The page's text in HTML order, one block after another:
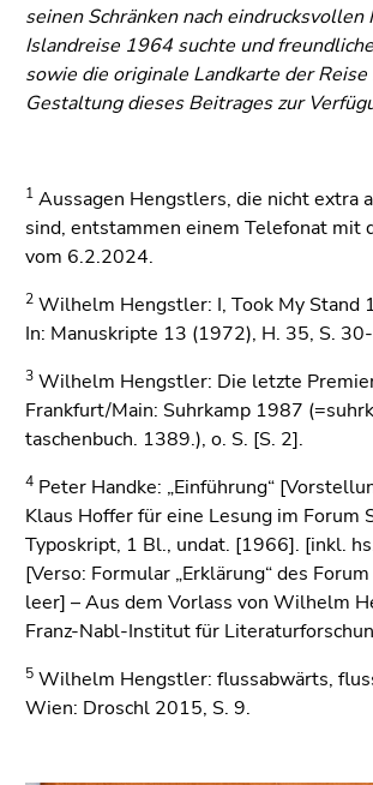
seinen Schränken nach eindrucksvollen
Islandreise 1964 suchte und
sowie die originale Landkarte der Reise
Gestaltung dieses Beitrages zur
1 Aussagen Hengstlers, die nicht extra
sind, entstammen einem Telefonat mit
vom 6.2.2024.
2 Wilhelm Hengstler: I, Took My Stand
In: Manuskripte 13 (1972), H. 35, S.
3 Wilhelm Hengstler: Die letzte
Frankfurt/Main: Suhrkamp 1987
taschenbuch. 1389.), o. S. [S. 2].
4 Peter Handke: „Einführung“
Klaus Hoffer für eine Lesung im Forum
Typoskript, 1 Bl., undat. [1966]. [inkl.
[Verso: Formular „Erklärung“ des
leer] – Aus dem Vorlass von Wilhelm
Franz-Nabl-Institut für
5 Wilhelm Hengstler: flussabwärts,
Wien: Droschl 2015, S. 9.